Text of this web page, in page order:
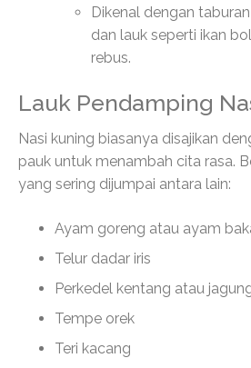
Dikenal dengan
dan lauk seperti ikan
rebus.
Lauk Pendamping
Nasi kuning biasanya disajikan
pauk untuk menambah cita rasa.
yang sering dijumpai antara lain:
Ayam goreng atau ayam
Telur dadar iris
Perkedel kentang atau
Tempe orek
Teri kacang